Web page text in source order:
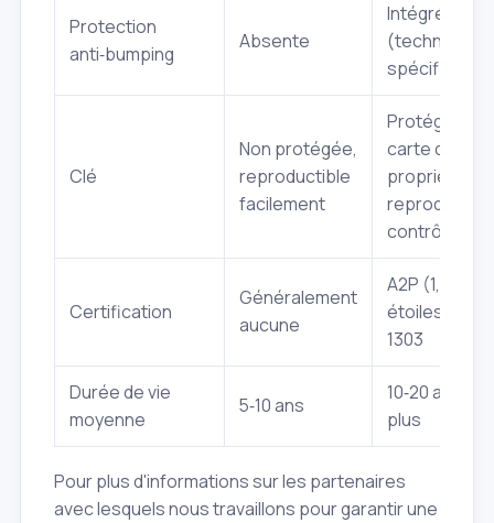
Protection
anti‑bumping
Absente
Intégrée
spécifiques)
Clé
Non protégée,
reproductible
facilement
Protégée
carte de
propriété,
reproduction
contrôlée
Certification
Généralement
aucune
A2P (1, 2 ou 3
étoiles), EN
1303
Durée de vie
moyenne
5‑10 ans
10‑20 ans et
plus
Pour plus d'informations sur les partenaires
avec lesquels nous travaillons pour garantir une